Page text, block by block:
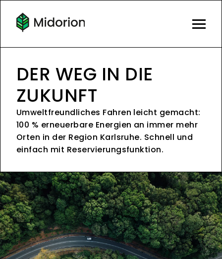
DER WEG IN DIE
ZUKUNFT
Umweltfreundliches Fahren leicht gemacht:
100 % erneuerbare Energien an immer mehr
Orten in der Region Karlsruhe. Schnell und
einfach mit Reservierungsfunktion.